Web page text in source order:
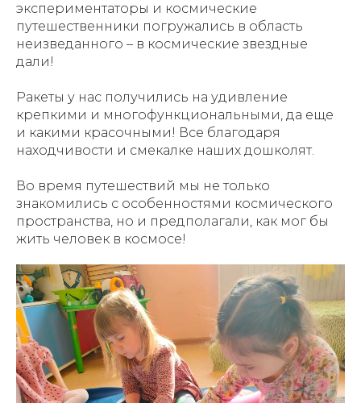
экспериментаторы и космические
путешественники погружались в область
неизведанного – в космические звездные
дали!
Ракеты у нас получились на удивление
крепкими и многофункциональными, да еще
и какими красочными! Все благодаря
находчивости и смекалке наших дошколят.
Во время путешествий мы не только
знакомились с особенностями космического
пространства, но и предполагали, как мог бы
жить человек в космосе!